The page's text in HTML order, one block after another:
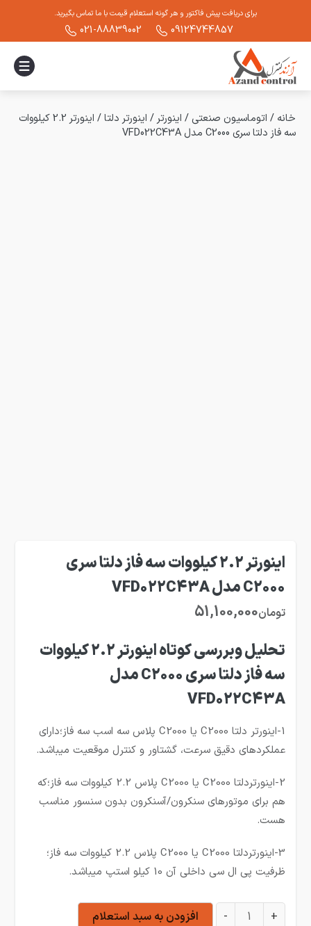
برای دریافت پیش فاکتور و هر گونه استعلام قیمت با ما تماس بگیرید.
09124744857
021-88839002
خانه / اتوماسیون صنعتی / اینورتر / اینورتر دلتا/
اینورتر 2.2 کیلووات
سه فاز دلتا سری C2000 مدل VFD022C43A
اینورتر 2.2 کیلووات سه فاز دلتا سری
C2000 مدل VFD022C43A
تومان51,100,000
تحلیل وبررسی کوتاه اینورتر 2.2 کیلووات
سه فاز دلتا سری C2000 مدل
VFD022C43A
1-اینورتر دلتا C2000 یا C2000 پلاس سه اسب سه فاز؛دارای
عملکردهای دقیق سرعت، گشتاور و کنترل موقعیت میباشد.
2-اینورتردلتا C2000 یا C2000 پلاس 2.2 کیلووات سه فاز؛که
هم برای موتورهای سنکرون/آسنکرون بدون سنسور مناسب
هست.
3-اینورتردلتا C2000 یا C2000 پلاس 2.2 کیلووات سه فاز؛
ظرفیت پی ال سی داخلی آن 10 کیلو استپ میباشد.
اینورتر 2.2 کیلووات سه فاز دلتا سری C2000 مدل VFD022C43A عدد
+
- افزودن به سبد استعلام